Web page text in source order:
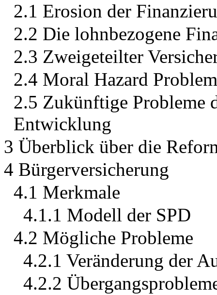
2.1 Erosion der
2.2 Die lohnbezogene
2.3 Zweigeteilter
2.4 Moral Hazard
2.5 Zukünftige Probleme
Entwicklung
3 Überblick über die
4 Bürgerversicherung
4.1 Merkmale
4.1.1 Modell der SPD
4.2 Mögliche Probleme
4.2.1 Veränderung der
4.2.2